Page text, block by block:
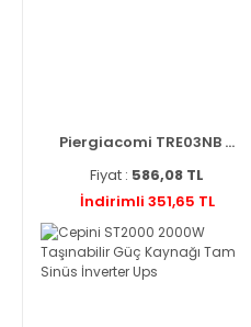
Piergiacomi TRE03NB ...
Fiyat : 586,08 TL
İndirimli 351,65 TL